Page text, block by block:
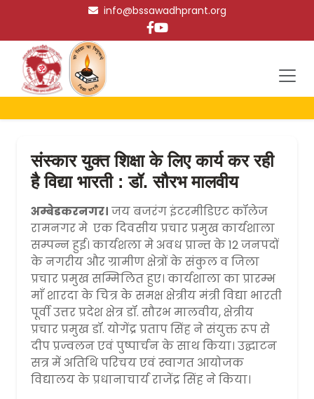
info@bssawadhprant.org
संस्कार युक्त शिक्षा के लिए कार्य कर रही
है विद्या भारती : डॉ. सौरभ मालवीय
अम्बेडकरनगर। जय बजरंग इंटरमीडिएट कॉलेज
रामनगर मे एक दिवसीय प्रचार प्रमुख कार्यशाला
सम्पन्न हुई। कार्यशला मे अवध प्रान्त के 12 जनपदों
के नगरीय और ग्रामीण क्षेत्रों के संकुल व जिला
प्रचार प्रमुख सम्मिलित हुए। कार्यशाला का प्रारम्भ
माँ शारदा के चित्र के समक्ष क्षेत्रीय मंत्री विद्या भारती
पूर्वी उत्तर प्रदेश क्षेत्र डॉ. सौरभ मालवीय, क्षेत्रीय
प्रचार प्रमुख डॉ. योगेंद्र प्रताप सिंह ने संयुक्त रूप से
दीप प्रज्वलन एवं पुष्पार्चन के साथ किया। उद्घाटन
सत्र में अतिथि परिचय एवं स्वागत आयोजक
विद्यालय के प्रधानाचार्य राजेंद्र सिंह ने किया।